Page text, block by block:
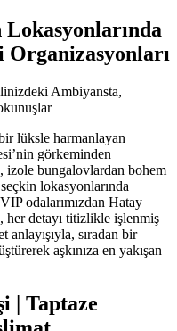
Ambiyansta,
lüksle harmanlayan
görkeminden
izole bungalovlardan bohem
lokasyonlarında
odalarımızdan Hatay
her detayı titizlikle işlenmiş
sıradan bir
aşkınıza en yakışan
| Taptaze